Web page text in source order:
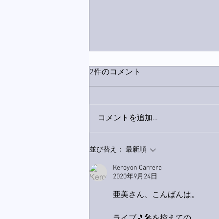
2件のコメント
コメントを追加…
並び替え： 最新順
Keroyon Carrera
2020年9月24日
亜美さん、こんばんは。